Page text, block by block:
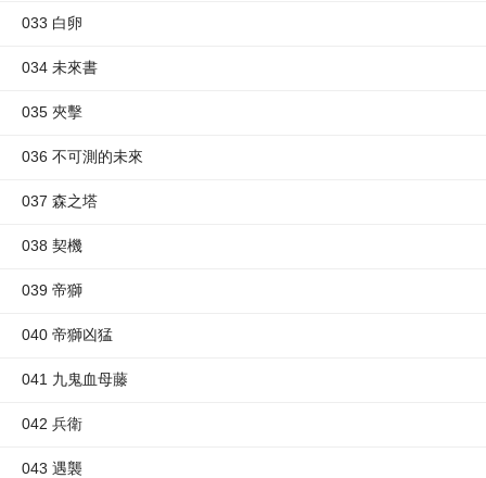
033 白卵
034 未來書
035 夾擊
036 不可測的未來
037 森之塔
038 契機
039 帝獅
040 帝獅凶猛
041 九鬼血母藤
042 兵衛
043 遇襲